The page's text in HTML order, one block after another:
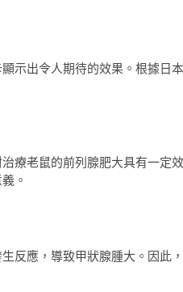
示出令人期待的效果。根據日本
療老鼠的前列腺肥大具有一定效
。
反應，導致甲狀腺腫大。因此，